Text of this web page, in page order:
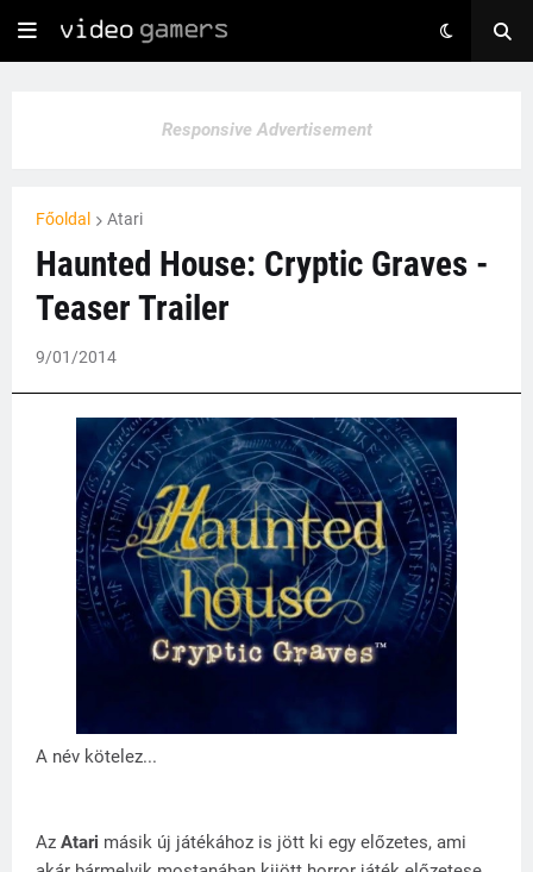
Responsive Advertisement
Főoldal Atari
Haunted House: Cryptic Graves -
Teaser Trailer
9/01/2014
A név kötelez...
Az Atari másik új játékához is jött ki egy előzetes, ami